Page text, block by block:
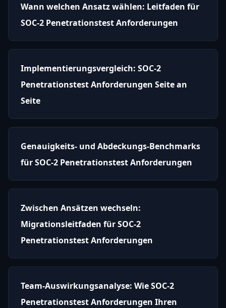
Wann welchen Ansatz wählen: Leitfaden für
SOC-2 Penetrationstest Anforderungen
Implementierungsvergleich: SOC-2
Penetrationstest Anforderungen Seite an
Seite
Genauigkeits- und Abdeckungs-Benchmarks
für SOC-2 Penetrationstest Anforderungen
Zwischen Ansätzen wechseln:
Migrationsleitfaden für SOC-2
Penetrationstest Anforderungen
Team-Auswirkungsanalyse: Wie SOC-2
Penetrationstest Anforderungen Ihren